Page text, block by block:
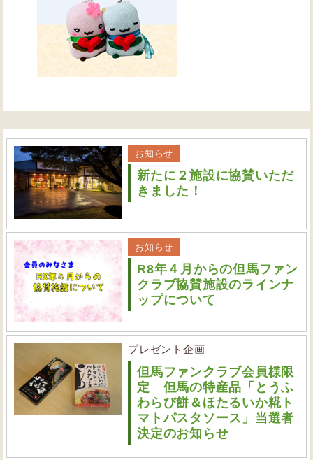
お知らせ
新たに２施設に協賛いただ
きました！
お知らせ
R8年４月からの但馬ファン
クラブ協賛施設のラインナ
ップについて
プレゼント企画
但馬ファンクラブ会員様限
定 但馬の特産品「とうふ
わらび餅＆ほたるいか糀ト
マトパスタソース」当選者
決定のお知らせ